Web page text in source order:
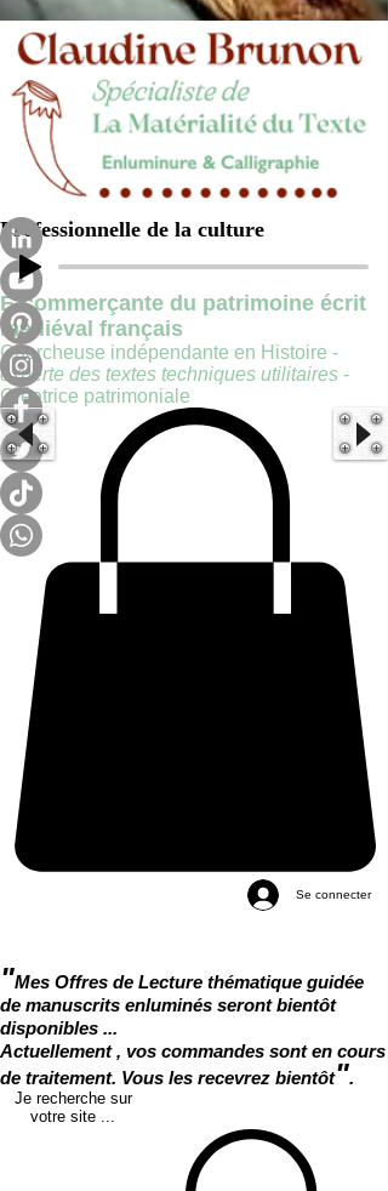
Professionnelle de la culture
E-commerçante du patrimoine écrit
médiéval français
Chercheuse indépendante en Histoire -
experte des textes techniques utilitaires -
Créatrice patrimoniale
Se connecter
"Mes Offres de Lecture thématique guidée
de manuscrits enluminés seront bientôt
disponibles ...
Actuellement , vos commandes sont en cours
de traitement. Vous les recevrez bientôt".
Je recherche sur
votre site ...